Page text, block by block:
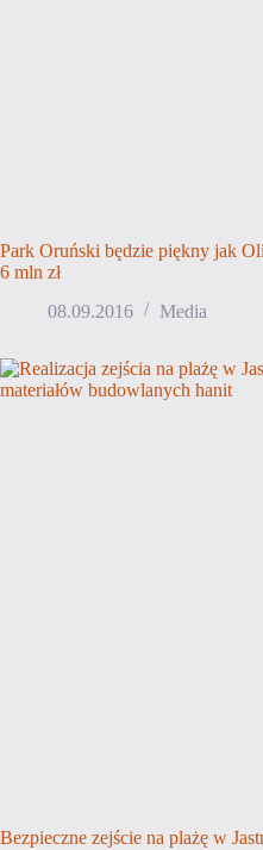
Park Oruński będzie piękny jak
6 mln zł
08.09.2016
Media
Bezpieczne zejście na plażę w